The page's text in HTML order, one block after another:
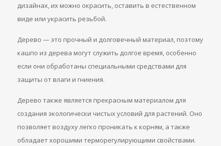
дизайнах, их можно окрасить, оставить в естественном
виде или украсить резьбой.
Дерево — это прочный и долговечный материал, поэтому
кашпо из дерева могут служить долгое время, особенно
если они обработаны специальными средствами для
защиты от влаги и гниения.
Дерево также является прекрасным материалом для
создания экологически чистых условий для растений. Оно
позволяет воздуху легко проникать к корням, а также
обладает хорошими терморегулирующими свойствами.